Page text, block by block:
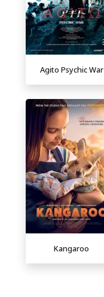
Agito Psychic War
Kangaroo